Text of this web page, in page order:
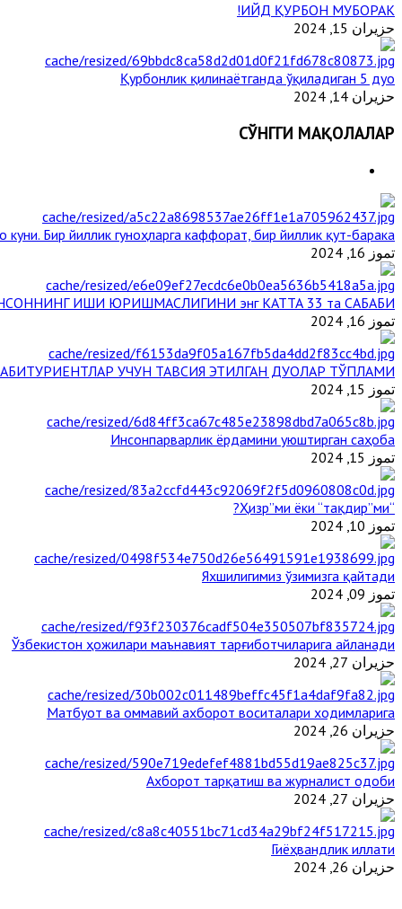
ИЙД ҚУРБОН МУБОРАК!
حزيران 15, 2024
Қурбонлик қилинаётганда ўқиладиган 5 дуо
حزيران 14, 2024
СЎНГГИ МАҚОЛАЛАР
куни. Бир йиллик гуноҳларга каффорат, бир йиллик қут-барака
تموز 16, 2024
ИШИ ЮРИШМАСЛИГИНИ энг КАТТА 33 та САБАБИ
تموز 16, 2024
АБИТУРИЕНТЛАР УЧУН ТАВСИЯ ЭТИЛГАН ДУОЛАР ТЎПЛАМИ
تموز 15, 2024
Инсонпарварлик ёрдамини уюштирган саҳоба
تموز 15, 2024
“Ҳизр”ми ёки “тақдир”ми?
تموز 10, 2024
Яхшилигимиз ўзимизга қайтади
تموز 09, 2024
Ўзбекистон ҳожилари маънавият тарғиботчиларига айланади
حزيران 27, 2024
Матбуот ва оммавий ахборот воситалари ходимларига
حزيران 26, 2024
Ахборот тарқатиш ва журналист одоби
حزيران 27, 2024
Гиёҳвандлик иллати
حزيران 26, 2024